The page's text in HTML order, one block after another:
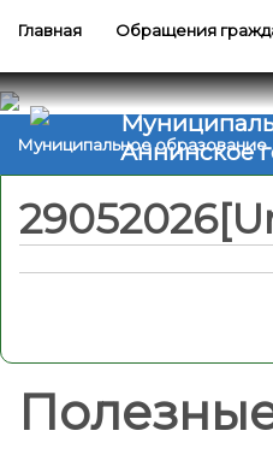
Главная Обращения
Аннинское
Муниципальное образование